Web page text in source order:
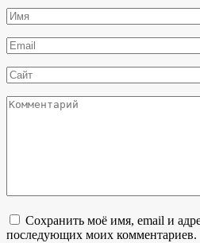
Имя
*
Email
*
Сайт
Комментарий
Сохранить моё имя, email и
последующих моих комментариев.